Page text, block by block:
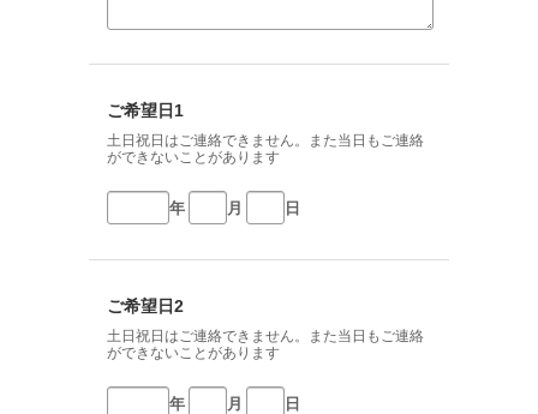
ご希望日1
土日祝日はご連絡できません。また当日もご連絡
ができないことがあります
年 月 日
ご希望日2
土日祝日はご連絡できません。また当日もご連絡
ができないことがあります
年 月 日